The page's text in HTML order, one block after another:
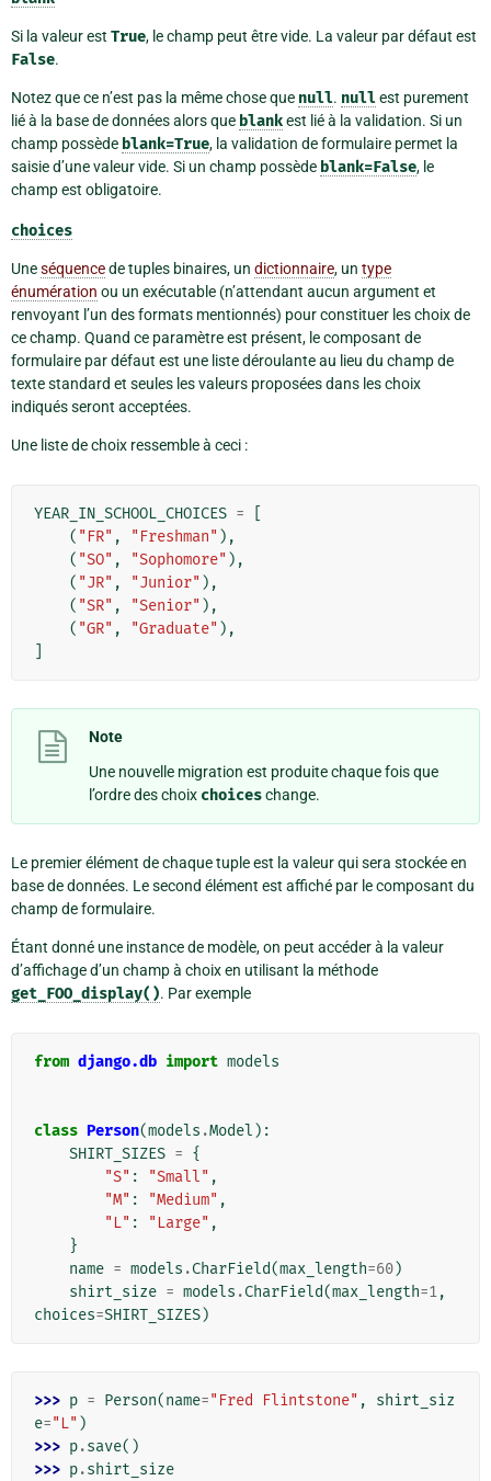
Si la valeur est True, le champ peut être vide. La valeur par défaut est
False.
Notez que ce n’est pas la même chose que null. nullest purement
lié à la base de données alors que blankest lié à la validation. Si un
champ possède blank=True, la validation de formulaire permet la
saisie d’une valeur vide. Si un champ possède blank=False, le
champ est obligatoire.
choices
Uneséquencede tuples binaires, un dictionnaire, un type
énumération ou un exécutable (n’attendant aucun argument et
renvoyant l’un des formats mentionnés) pour constituer les choix de
ce champ. Quand ce paramètre est présent, le composant de
formulaire par défaut est une liste déroulante au lieu du champ de
texte standard et seules les valeurs proposées dans les choix
indiqués seront acceptées.
Une liste de choix ressemble à ceci :
YEAR_IN_SCHOOL_CHOICES =
( "FR" , "Freshman" ),
( "SO" , "Sophomore" ),
( "JR" , "Junior" ),
( "SR" , "Senior" ),
( "GR" , "Graduate" ),
Note
Une nouvelle migration est produite chaque fois que
l’ordre des choix choiceschange.
Le premier élément de chaque tuple est la valeur qui sera stockée en
base de données. Le second élément est affiché par le composant du
champ de formulaire.
Étant donné une instance de modèle, on peut accéder à la valeur
d’affichage d’un champ à choix en utilisant la méthode
get_FOO_display(). Par exemple
from django.db import models
class Person(models .Model ):
SHIRT_SIZES = {
"S" : "Small" ,
"M" : "Medium" ,
"L" : "Large" ,
}
name = models .CharField(max_length=60)
shirt_size = models .CharField(max_length=1,
choices=SHIRT_SIZES)
>>> p = Person(name="Fred Flintstone" ,
shirt_siz
e="L" )
>>> p.save()
>>> p.shirt_size